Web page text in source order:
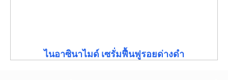
ไนอาซินาไมด์ เซรั่มฟื้นฟูรอยด่างดำ